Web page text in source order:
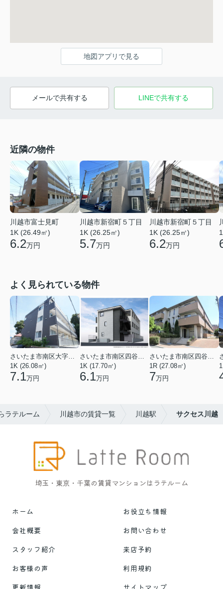
地図アプリで見る
メールで共有する LINEで共有する
近隣の物件
川越市富士見町
1K (26.49㎡)
6.2万円
川越市新宿町５丁目
1K (26.25㎡)
5.7万円
川越市新宿町５丁目
1K (26.25㎡)
6.2万円
よく見られている物件
1K (26.08㎡)
7.1万円
1K (17.70㎡)
6.1万円
1R (27.08㎡)
7万円
ラテルーム 川越市の賃貸一覧 川越駅 サクセス川越
埼玉・東京・千葉の賃貸マンションはラテルーム
ホーム
お役立ち情報
会社概要
お問い合わせ
スタッフ紹介
来店予約
お客様の声
利用規約